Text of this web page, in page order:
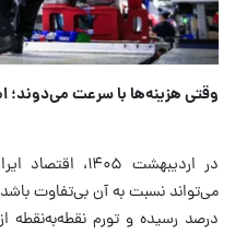
وقتی هزینه‌ها با سرعت می‌دوند؛
در اردیبهشت